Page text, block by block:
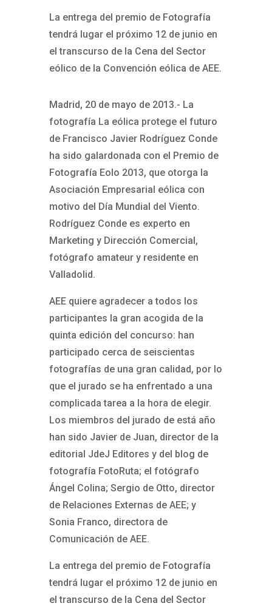
La entrega del premio de Fotografía
tendrá lugar el próximo 12 de junio en
el transcurso de la Cena del Sector
eólico de la Convención eólica de AEE.
Madrid, 20 de mayo de 2013.- La
fotografía La eólica protege el futuro
de Francisco Javier Rodríguez Conde
ha sido galardonada con el Premio de
Fotografía Eolo 2013, que otorga la
Asociación Empresarial eólica con
motivo del Día Mundial del Viento.
Rodríguez Conde es experto en
Marketing y Dirección Comercial,
fotógrafo amateur y residente en
Valladolid.
AEE quiere agradecer a todos los
participantes la gran acogida de la
quinta edición del concurso: han
participado cerca de seiscientas
fotografías de una gran calidad, por lo
que el jurado se ha enfrentado a una
complicada tarea a la hora de elegir.
Los miembros del jurado de está año
han sido Javier de Juan, director de la
editorial JdeJ Editores y del blog de
fotografía FotoRuta; el fotógrafo
Ángel Colina; Sergio de Otto, director
de Relaciones Externas de AEE; y
Sonia Franco, directora de
Comunicación de AEE.
La entrega del premio de Fotografía
tendrá lugar el próximo 12 de junio en
el transcurso de la Cena del Sector